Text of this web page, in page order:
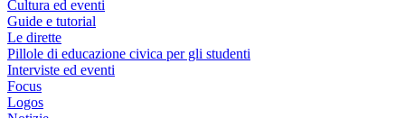
Cultura ed eventi
Guide e tutorial
Le dirette
Pillole di educazione civica per gli studenti
Interviste ed eventi
Focus
Logos